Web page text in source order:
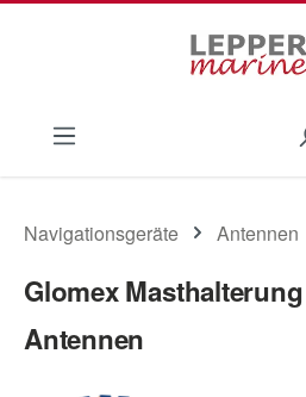
Navigationsgeräte Antennen
Glomex
Antennen